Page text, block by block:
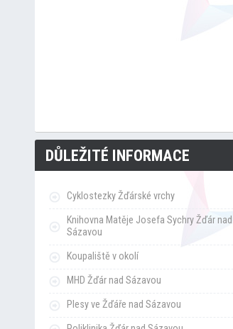
DŮLEŽITÉ INFORMACE
Cyklostezky Žďárské vrchy
Knihovna Matěje Josefa Sychry Žďár nad
Sázavou
Koupaliště v okolí
MHD Žďár nad Sázavou
Plesy ve Žďáře nad Sázavou